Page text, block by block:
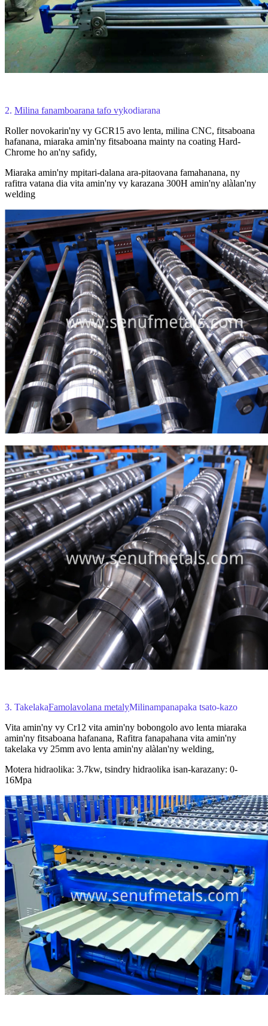
2. Milina fanamboarana tafo vykodiarana
Roller novokarin'ny vy GCR15 avo lenta, milina CNC, fitsaboana
hafanana, miaraka amin'ny fitsaboana mainty na coating Hard-
Chrome ho an'ny safidy,
Miaraka amin'ny mpitari-dalana ara-pitaovana famahanana, ny
rafitra vatana dia vita amin'ny vy karazana 300H amin'ny alàlan'ny
welding
3. TakelakaFamolavolana metalyMilinampanapaka tsato-kazo
Vita amin'ny vy Cr12 vita amin'ny bobongolo avo lenta miaraka
amin'ny fitsaboana hafanana, Rafitra fanapahana vita amin'ny
takelaka vy 25mm avo lenta amin'ny alàlan'ny welding,
Motera hidraolika: 3.7kw, tsindry hidraolika isan-karazany: 0-
16Mpa